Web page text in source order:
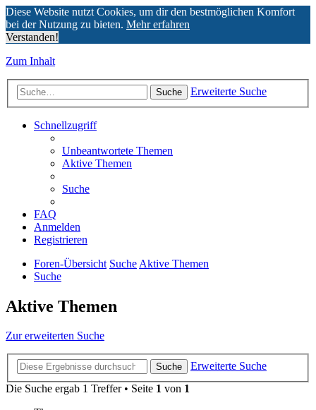
Diese Website nutzt Cookies, um dir den bestmöglichen Komfort
bei der Nutzung zu bieten. Mehr erfahren
Verstanden!
Zum Inhalt
Suche Erweiterte Suche
Schnellzugriff
Unbeantwortete Themen
Aktive Themen
Suche
FAQ
Anmelden
Registrieren
Foren-Übersicht Suche Aktive Themen
Suche
Aktive Themen
Zur erweiterten Suche
Suche
Erweiterte Suche
Die Suche ergab 1 Treffer • Seite 1 von 1